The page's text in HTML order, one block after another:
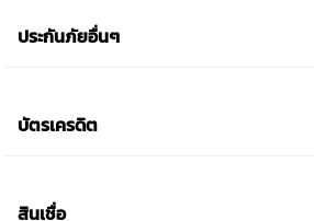
ประกันภัยอื่นๆ
บัตรเครดิต
สินเชื่อ